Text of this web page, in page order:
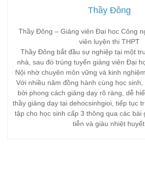
Thầy Đông
Thầy Đông – Giảng viên Đại học Công
viên luyện thi THPT
Thầy Đông bắt đầu sự nghiệp tại một
nhà, sau đó trúng tuyển giảng viên Đại
Nội nhờ chuyên môn vững và kinh
Với nhiều năm đồng hành cùng học
bởi phong cách giảng dạy rõ ràng, dễ
thầy giảng dạy tại dehocsinhgioi, tiếp tục
tập cho học sinh cấp 3 thông qua các bài
tiễn và giàu nhiệt huyết.